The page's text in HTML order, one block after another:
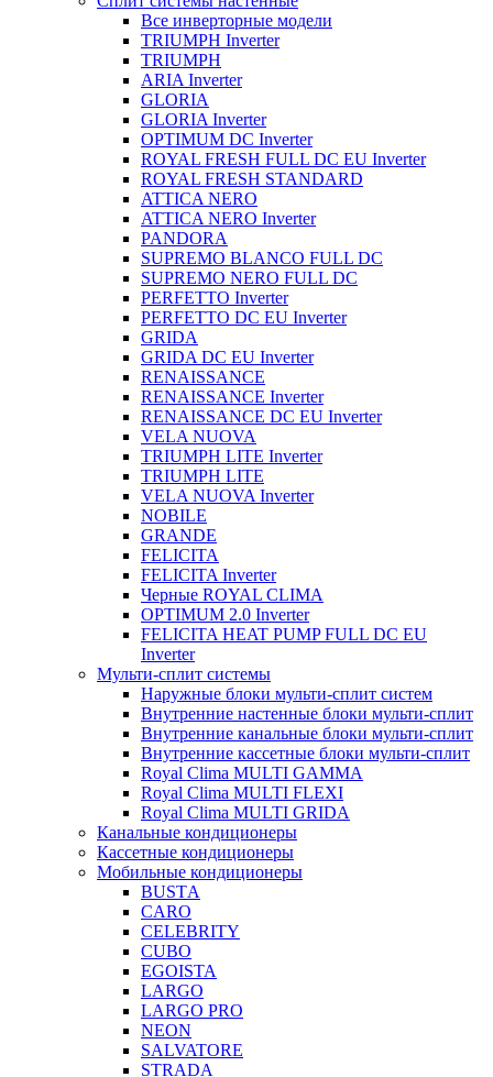
Все инверторные модели
TRIUMPH Inverter
TRIUMPH
ARIA Inverter
GLORIA
GLORIA Inverter
OPTIMUM DC Inverter
ROYAL FRESH FULL DC EU Inverter
ROYAL FRESH STANDARD
ATTICA NERO
ATTICA NERO Inverter
PANDORA
SUPREMO BLANCO FULL DC
SUPREMO NERO FULL DC
PERFETTO Inverter
PERFETTO DC EU Inverter
GRIDA
GRIDA DC EU Inverter
RENAISSANCE
RENAISSANCE Inverter
RENAISSANCE DC EU Inverter
VELA NUOVA
TRIUMPH LITE Inverter
TRIUMPH LITE
VELA NUOVA Inverter
NOBILE
GRANDE
FELICITA
FELICITA Inverter
Черные ROYAL CLIMA
OPTIMUM 2.0 Inverter
FELICITA HEAT PUMP FULL DC EU
Inverter
Мульти-сплит системы
Наружные блоки мульти-сплит систем
Внутренние настенные блоки мульти-сплит
Внутренние канальные блоки мульти-сплит
Внутренние кассетные блоки мульти-сплит
Royal Clima MULTI GAMMA
Royal Clima MULTI FLEXI
Royal Clima MULTI GRIDA
Канальные кондиционеры
Кассетные кондиционеры
Мобильные кондиционеры
BUSTА
CARO
CELEBRITY
CUBO
EGOISTA
LARGO
LARGO PRO
NEON
SALVATORE
STRADA